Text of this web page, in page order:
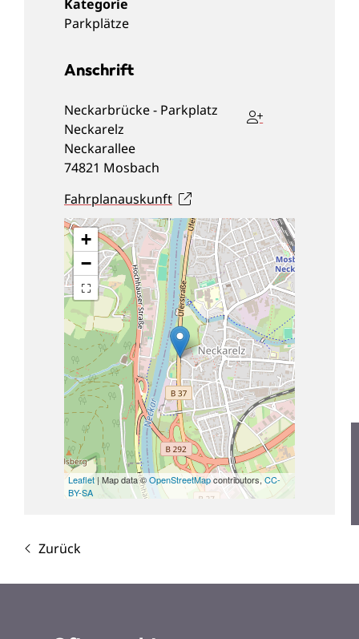
Parkplätze
Anschrift
Neckarbrücke - Parkplatz
Neckarelz
Neckarallee
74821 Mosbach
Fahrplanauskunft
+
−
Leaflet | Map data ©OpenStreetMapcontributors,CC-
BY-SA
Zurück